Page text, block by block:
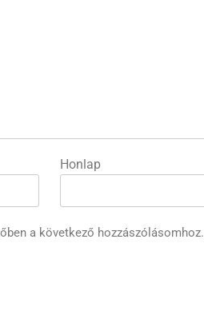
Honlap
a következő hozzászólásomhoz.